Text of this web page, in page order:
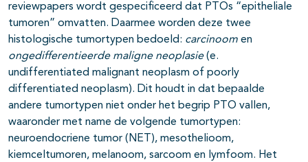
reviewpapers wordt gespecificeerd dat PTOs “epitheliale
tumoren” omvatten. Daarmee worden deze twee
histologische tumortypen bedoeld: carcinoom en
ongedifferentieerde maligne neoplasie(e.
undifferentiated malignant neoplasm of poorly
differentiated neoplasm). Dit houdt in dat bepaalde
andere tumortypen niet onder het begrip PTO vallen,
waaronder met name de volgende tumortypen:
neuroendocriene tumor (NET), mesothelioom,
kiemceltumoren, melanoom, sarcoom en lymfoom. Het